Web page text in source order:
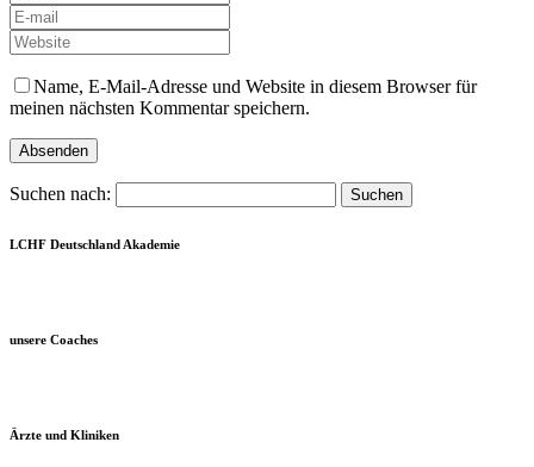
Name, E-Mail-Adresse und Website in diesem Browser für
meinen nächsten Kommentar speichern.
Suchen nach:
LCHF Deutschland Akademie
unsere Coaches
Ärzte und Kliniken